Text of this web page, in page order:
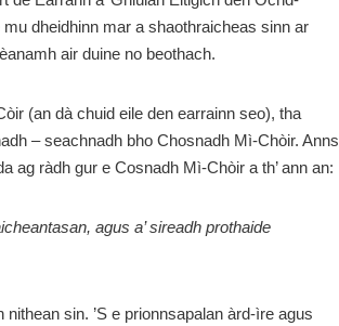
dheidhinn mar a shaothraicheas sinn ar
air duine no beothach.
(an dà chuid eile den earrainn seo), tha
– seachnadh bho Chosnadh Mì-Chòir. Anns
ag ràdh gur e Cosnadh Mì-Chòir a th’ ann an:
agus a’ sireadh prothaide
sin. ’S e prionnsapalan àrd-ìre agus